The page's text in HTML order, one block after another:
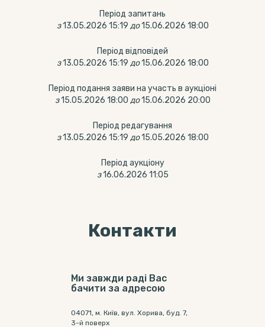
Період запитань
з 13.05.2026 15:19 до 15.06.2026 18:00
Період відповідей
з 13.05.2026 15:19 до 15.06.2026 18:00
Період подання заяви на участь в аукціоні
з 15.05.2026 18:00 до 15.06.2026 20:00
Період редагування
з 13.05.2026 15:19 до 15.05.2026 18:00
Період аукціону
з 16.06.2026 11:05
Контакти
Ми завжди раді Вас
бачити за адресою
04071, м. Київ, вул. Хорива, буд. 7,
3-й поверх